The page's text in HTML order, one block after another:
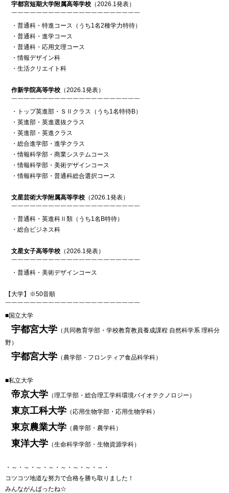
宇都宮短期大学附属高等学校 （2026.1発表）
￣￣￣￣￣￣￣￣￣￣￣￣￣￣￣￣￣￣￣￣￣
・普通科・特進コース（うち1名2種学力特待）
・普通科・進学コース
・普通科・応用文理コース
・情報デザイン科
・生活クリエイト科
作新学院高等学校 （2026.1発表）
￣￣￣￣￣￣￣￣￣￣￣￣￣￣￣￣￣￣￣￣￣
・トップ英進部・ＳⅡクラス（うち1名特待B）
・英進部・英進選抜クラス
・英進部・英進クラス
・総合進学部・進学クラス
・情報科学部・商業システムコース
・情報科学部・美術デザインコース
・情報科学部・普通科総合選択コース
文星芸術大学附属高等学校 （2026.1発表）
￣￣￣￣￣￣￣￣￣￣￣￣￣￣￣￣￣￣￣￣￣
・普通科・英進科Ⅱ類（うち1名B特待）
・総合ビジネス科
文星女子高等学校 （2026.1発表）
￣￣￣￣￣￣￣￣￣￣￣￣￣￣￣￣￣￣￣￣￣
・普通科・美術デザインコース
【大学】※50音順
￣￣￣￣￣￣￣￣￣￣￣￣￣￣￣￣￣￣￣￣￣￣
■国立大学
宇都宮大学 （共同教育学部・学校教育教員養成課程 自然科学系 理科分
野）
宇都宮大学 （農学部・フロンティア食品科学科）
■私立大学
帝京大学 （理工学部・総合理工学科環境バイオテクノロジー）
東京工科大学 （応用生物学部・応用生物学科）
東京農業大学 （農学部・農学科）
東洋大学 （生命科学学部・生物資源学科）
・～・～・～・～・～・～・～・～・
コツコツ地道な努力で合格を勝ち取りました！
みんながんばったね☆